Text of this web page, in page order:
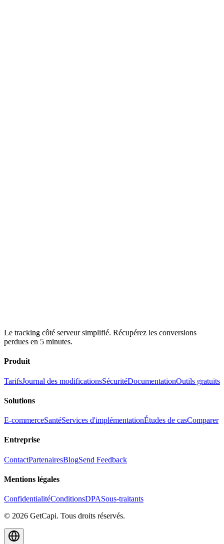
Le tracking côté serveur simplifié. Récupérez les conversions
perdues en 5 minutes.
Produit
TarifsJournal des modificationsSécuritéDocumentationOutils gratuits
Solutions
E-commerceSantéServices d'implémentationÉtudes de casComparer
Entreprise
ContactPartenairesBlogSend Feedback
Mentions légales
ConfidentialitéConditionsDPASous-traitants
© 2026 GetCapi. Tous droits réservés.